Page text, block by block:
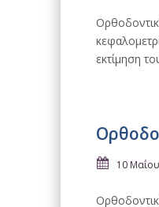
εκτίμηση
10